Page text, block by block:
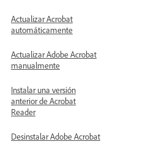
Actualizar Acrobat
automáticamente
Actualizar Adobe Acrobat
manualmente
Instalar una versión
anterior de Acrobat
Reader
Desinstalar Adobe Acrobat